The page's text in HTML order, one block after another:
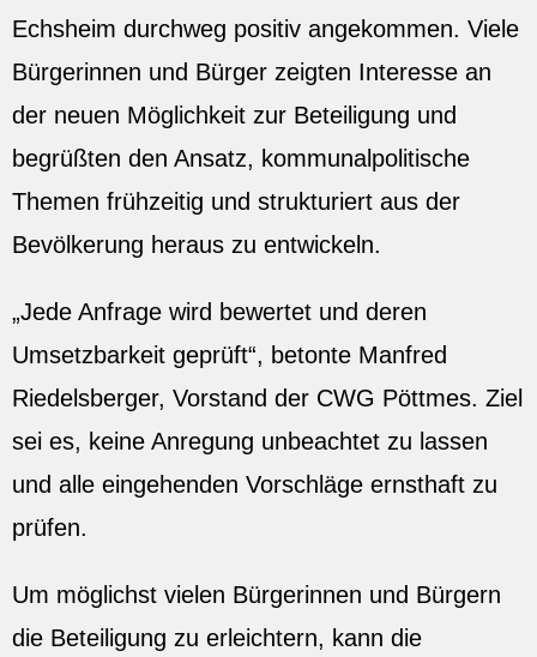
Echsheim durchweg positiv angekommen. Viele
Bürgerinnen und Bürger zeigten Interesse an
der neuen Möglichkeit zur Beteiligung und
begrüßten den Ansatz, kommunalpolitische
Themen frühzeitig und strukturiert aus der
Bevölkerung heraus zu entwickeln.
„Jede Anfrage wird bewertet und deren
Umsetzbarkeit geprüft“, betonte Manfred
Riedelsberger, Vorstand der CWG Pöttmes. Ziel
sei es, keine Anregung unbeachtet zu lassen
und alle eingehenden Vorschläge ernsthaft zu
prüfen.
Um möglichst vielen Bürgerinnen und Bürgern
die Beteiligung zu erleichtern, kann die